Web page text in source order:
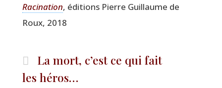
Raci­na­tion, édi­tions Pierre Guillaume de
Roux, 2018
La mort, c’est ce qui fait
les héros…